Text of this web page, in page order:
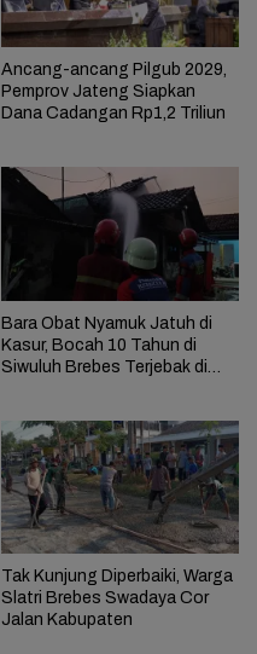
Ancang-ancang Pilgub 2029,
Pemprov Jateng Siapkan
Dana Cadangan Rp1,2 Triliun
Bara Obat Nyamuk Jatuh di
Kasur, Bocah 10 Tahun di
Siwuluh Brebes Terjebak di
Tak Kunjung Diperbaiki, Warga
Slatri Brebes Swadaya Cor
Jalan Kabupaten